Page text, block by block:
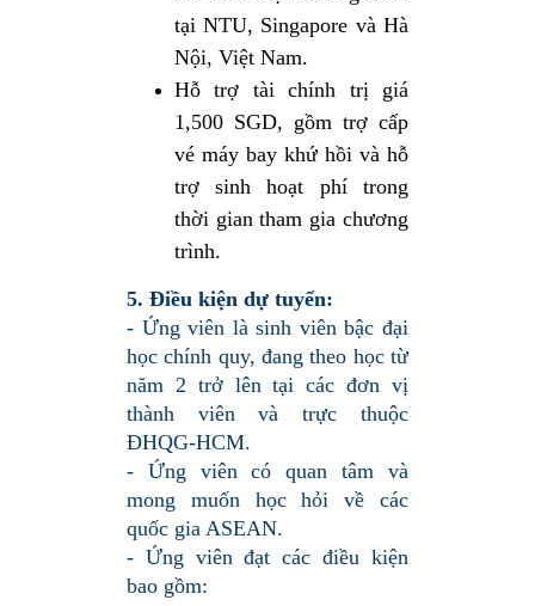
tại NTU, Singapore và Hà
Nội, Việt Nam.
Hỗ trợ tài chính trị giá
1,500 SGD, gồm trợ cấp
vé máy bay khứ hồi và hỗ
trợ sinh hoạt phí trong
thời gian tham gia chương
trình.
5. Điều kiện dự tuyển:
- Ứng viên là sinh viên bậc đại
học chính quy, đang theo học từ
năm 2 trở lên tại các đơn vị
thành viên và trực thuộc
ĐHQG-HCM.
- Ứng viên có quan tâm và
mong muốn học hỏi về các
quốc gia ASEAN.
- Ứng viên đạt các điều kiện
bao gồm: